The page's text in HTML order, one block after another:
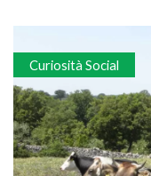
Curiosità Social